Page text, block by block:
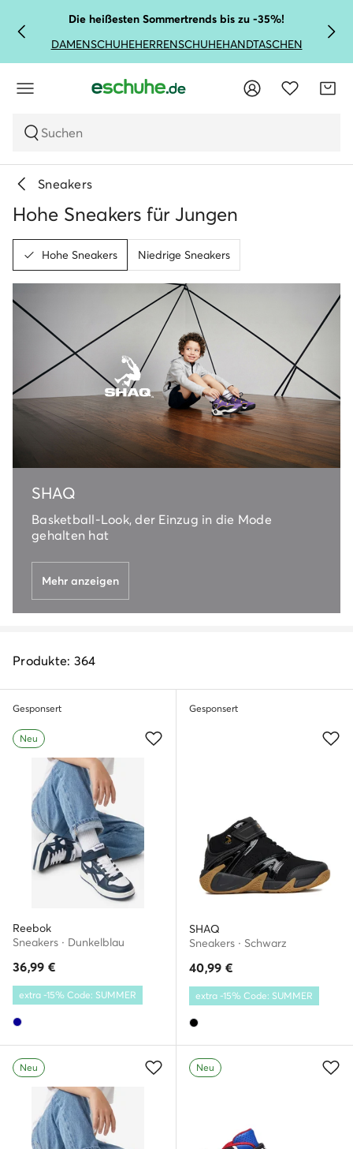
Die heißesten Sommertrends bis zu -35%!
DAMENSCHUHEHERRENSCHUHEHANDTASCHEN
Suchen
Sneakers
Hohe Sneakers für Jungen
Hohe Sneakers Niedrige Sneakers
SHAQ
Basketball-Look, der Einzug in die Mode
gehalten hat
Mehr anzeigen
Produkte: 364
Gesponsert
Neu
Reebok
Sneakers · Dunkelblau
36,99 €
extra -15% Code: SUMMER
Gesponsert
SHAQ
Sneakers · Schwarz
40,99 €
extra -15% Code: SUMMER
Neu Neu